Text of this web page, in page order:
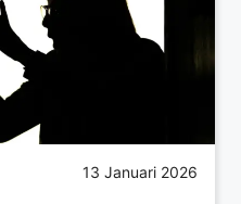
13 Januari 2026